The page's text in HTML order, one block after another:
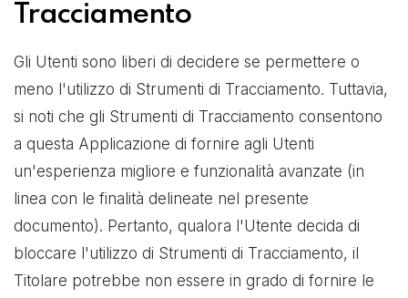
Tracciamento
Gli Utenti sono liberi di decidere se permettere o
meno l'utilizzo di Strumenti di Tracciamento. Tuttavia,
si noti che gli Strumenti di Tracciamento consentono
a questa Applicazione di fornire agli Utenti
un'esperienza migliore e funzionalità avanzate (in
linea con le finalità delineate nel presente
documento). Pertanto, qualora l'Utente decida di
bloccare l'utilizzo di Strumenti di Tracciamento, il
Titolare potrebbe non essere in grado di fornire le